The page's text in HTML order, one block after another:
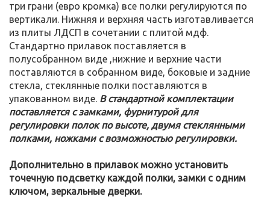
три грани (евро кромка) все полки регулируются по
вертикали. Нижняя и верхняя часть изготавливается
из плиты ЛДСП в сочетании с плитой мдф.
Стандартно прилавок поставляется в
полусобранном виде ,нижние и верхние части
поставляются в собранном виде, боковые и задние
стекла, стеклянные полки поставляются в
упакованном виде. В стандартной комплектации
поставляется с замками, фурнитурой для
регулировки полок по высоте, двумя стеклянными
полками, ножками с возможностью регулировки.
Дополнительно в прилавок можно установить
точечную подсветку каждой полки, замки с одним
ключом, зеркальные дверки.